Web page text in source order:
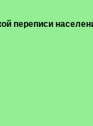
переписи